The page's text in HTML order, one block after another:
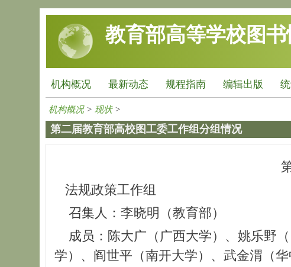
跳转到主要内容
教育部高等学校图
机构概况 最新动态 规程指南 编辑出版
机构概况>现状>
第二届教育部高校图工委工作组分组情况
法规政策工作组
召集人：李晓明（教育部）
成员：陈大广（广西大学）、姚乐野
学）、阎世平（南开大学）、武金渭（